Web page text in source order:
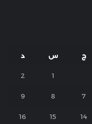
ج س د
1
2
7
8
9
14
15
16